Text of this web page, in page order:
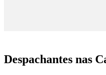
Despachantes nas